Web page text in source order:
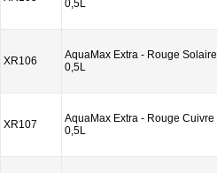
0,5L
XR106
AquaMax Extra - Rouge Solaire
0,5L
XR107
AquaMax Extra - Rouge Cuivre
0,5L